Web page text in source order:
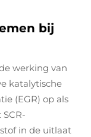
bij
werking van
katalytische
(EGR) op als
in de uitlaat